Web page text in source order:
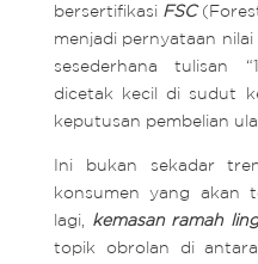
bersertifikasi FSC
menjadi pernyataan
sesederhana tulisan
dicetak kecil di sudut
keputusan pembelian
Ini bukan sekadar
konsumen yang akan
lagi, kemasan ramah
topik obrolan di